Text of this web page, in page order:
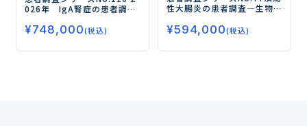
026年 IgA腎症の患者調査
ンメットニーズを調査・分
析／治療に求められるのは
長期的な進行抑制・腎保護
¥748,000(税込)
性大腸炎の患者調査―生物
用実態と今後の使用意向、
新薬の受容性とニーズを探
る―
¥594,000(税込)